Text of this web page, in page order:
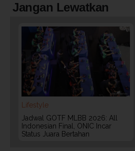
Jangan Lewatkan
Lifestyle
Jadwal GOTF MLBB 2026: All
Indonesian Final, ONIC Incar
Status Juara Bertahan